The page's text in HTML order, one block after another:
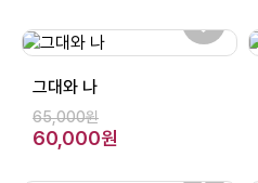
그대와 나
65,000원
60,000원